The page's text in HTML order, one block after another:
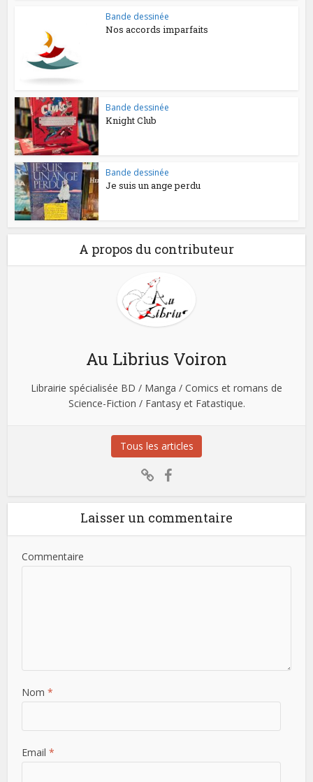
Bande dessinée
Nos accords imparfaits
Bande dessinée
Knight Club
Bande dessinée
Je suis un ange perdu
A propos du contributeur
Au Librius Voiron
Librairie spécialisée BD / Manga / Comics et romans de
Science-Fiction / Fantasy et Fatastique.
Tous les articles
Laisser un commentaire
Commentaire
Nom *
Email *